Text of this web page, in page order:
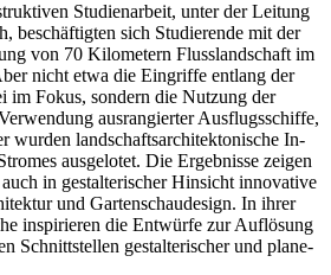
Studienarbeit, unter der Leitung
beschäftigten sich Studierende mit der
von 70 Kilometern Flusslandschaft im
nicht etwa die Eingriffe entlang der
im Fokus, sondern die Nutzung der
ausrangierter Ausflugsschiffe,
wurden landschaftsarchitektonische In­
ausgelotet. Die Ergebnisse zeigen
in gestalterischer Hinsicht innovative
und Gartenschaudesign. In ihrer
inspirieren die Entwürfe zur Auflösung
Schnittstellen gestalterischer und plane­